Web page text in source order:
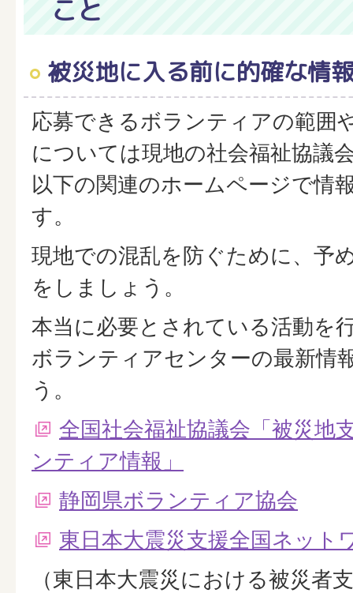
こと
被災地に入る前に的確な情
応募できるボランティアの範囲
については現地の社会福祉協議
以下の関連のホームページで情
す。
現地での混乱を防ぐために、予
をしましょう。
本当に必要とされている活動を
ボランティアセンターの最新情
う。
全国社会福祉協議会「被災地
ンティア情報」
静岡県ボランティア協会
東日本大震災支援全国ネット
（東日本大震災における被災者